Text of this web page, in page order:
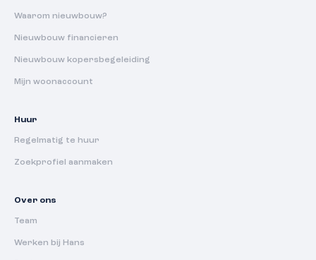
Waarom nieuwbouw?
Nieuwbouw financieren
Nieuwbouw kopersbegeleiding
Mijn woonaccount
Huur
Regelmatig te huur
Zoekprofiel aanmaken
Over ons
Team
Werken bij Hans